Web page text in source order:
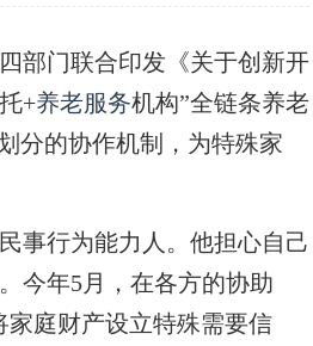
门联合印发《关于创新开
+养老服务机构”全链条养老
分的协作机制，为特殊家
行为能力人。他担心自己
今年5月，在各方的协助
家庭财产设立特殊需要信